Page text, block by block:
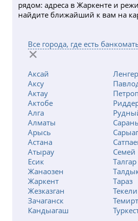
рядом: адреса в Жаркенте и
найдите ближайший к вам на
Все города, где есть
Аксай
Аксу
Актау
Актобе
Алга
Алматы
Арысь
Астана
Атырау
Есик
Жанаозен
Жаркент
Жезказган
Зачаганск
Кандыагаш
Ленгер
Сарань
Семей
Талгар
Тараз
Текели